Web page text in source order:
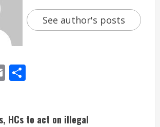
See author's posts
Email
HCs to act on illegal